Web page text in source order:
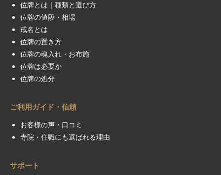
位牌とは｜種類と選び方
位牌の値段・相場
戒名とは
位牌の置き方
位牌の魂入れ・お布施
位牌は必要か
位牌の処分
ご利用ガイド・信頼
お客様の声・口コミ
寺院・住職にも選ばれる理由
サポート